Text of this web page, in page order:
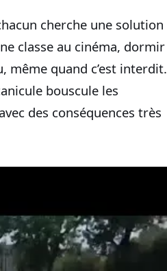
cherche une solution
classe au cinéma, dormir
même quand c’est interdit.
bouscule les
des conséquences très